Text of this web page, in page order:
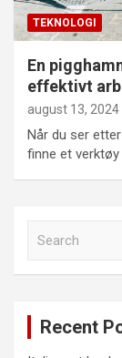
TEKNOLOGI
En
effektivt
august 13, 2024
Når du ser
finne et
Recent